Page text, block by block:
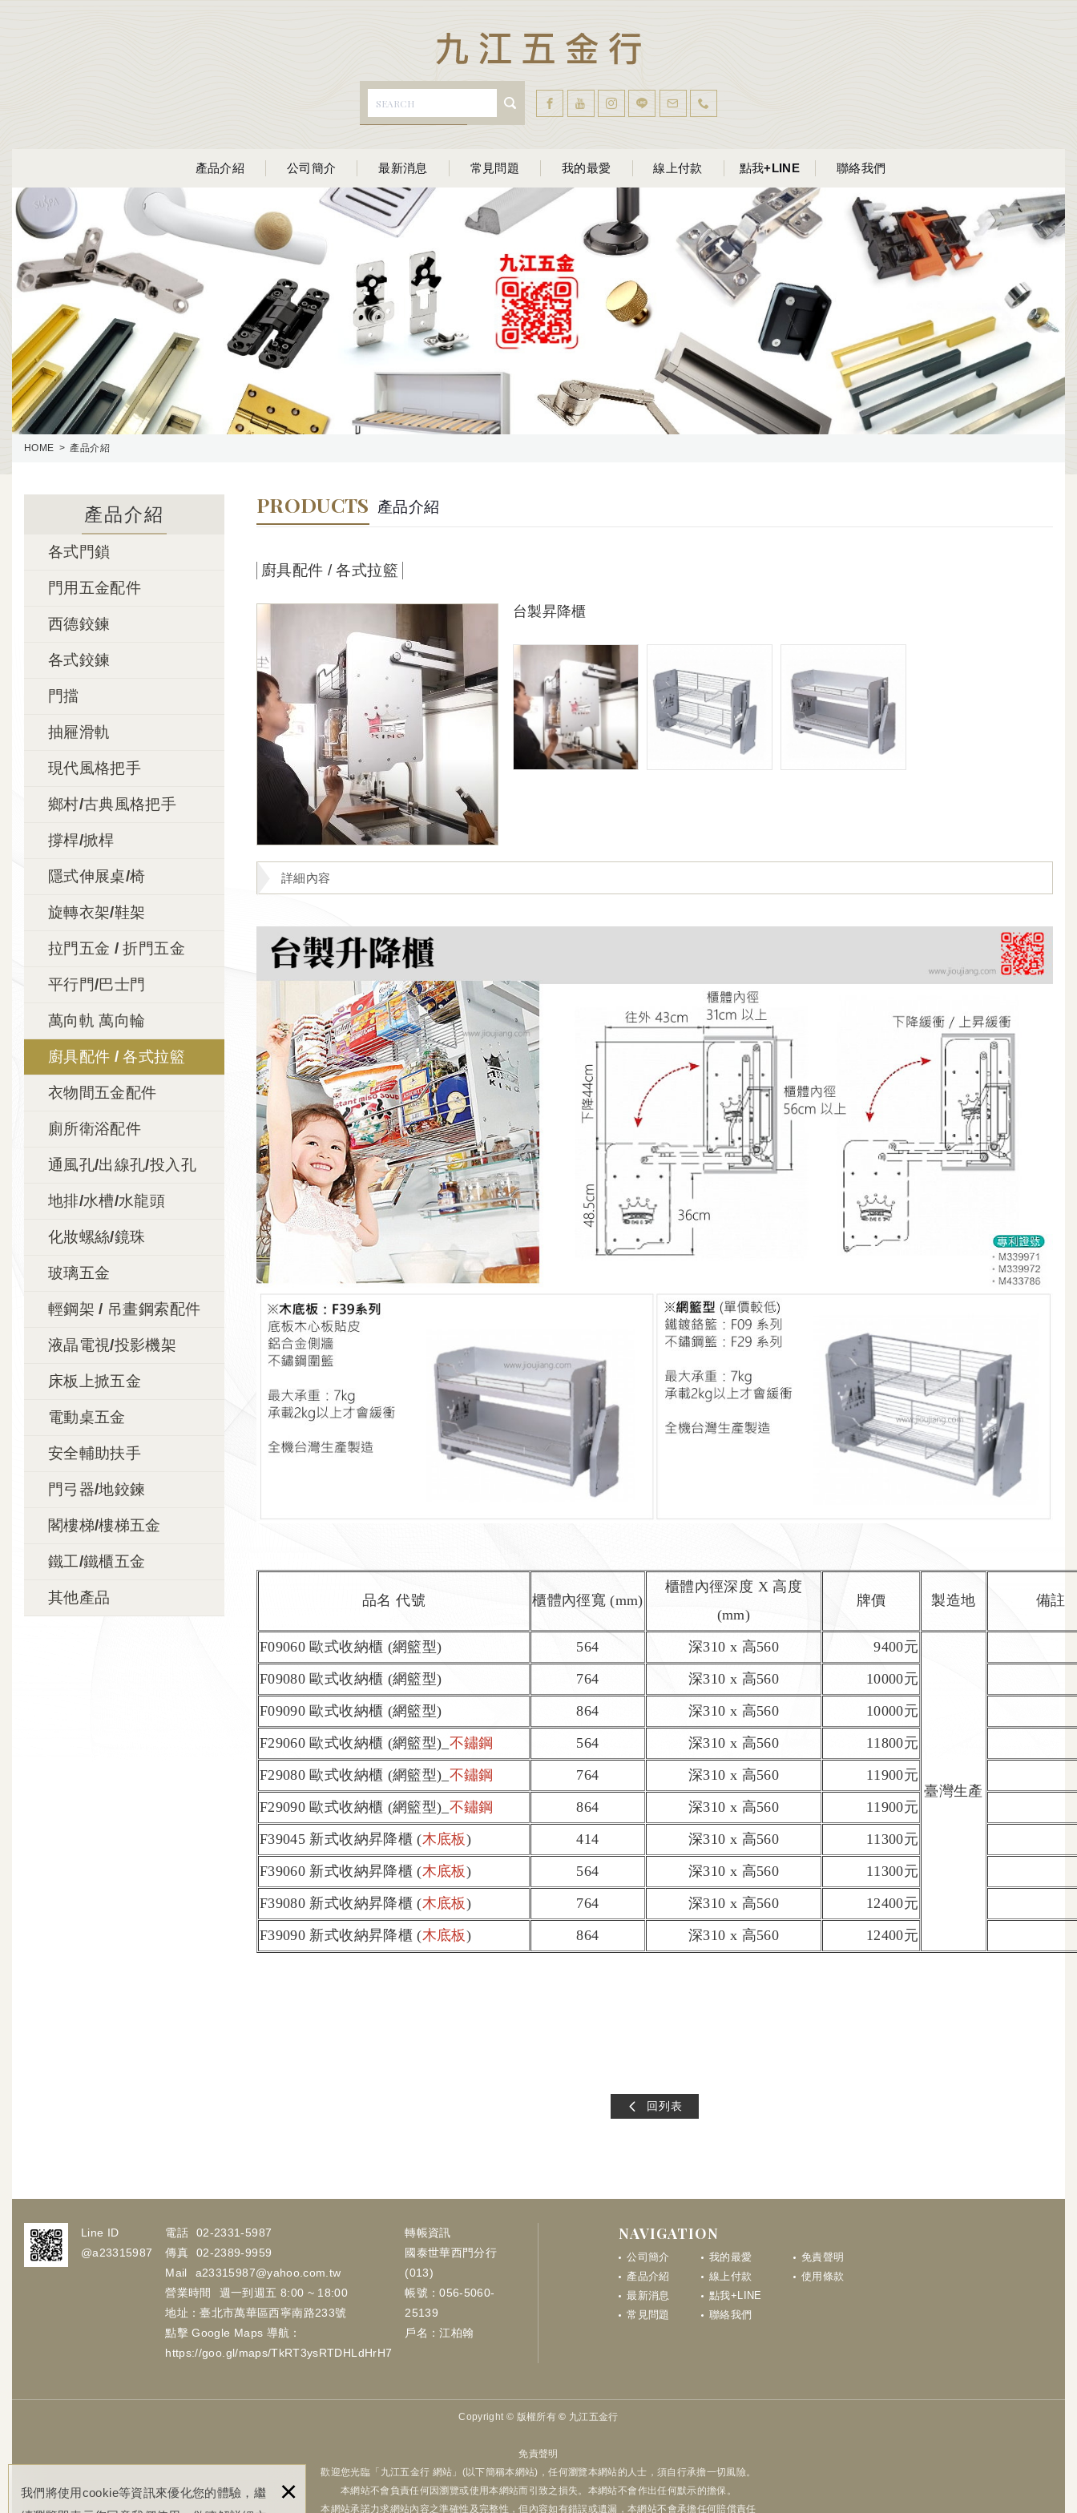
我們將使用cookie等資訊來優化您的體驗，繼
×
產品介紹 公司簡介 最新消息 常見問題 我的最愛 線上付款 點我+LINE 聯絡我們
HOME 產品介紹
產品介紹
各式門鎖
門用五金配件
西德鉸鍊
各式鉸鍊
門擋
抽屜滑軌
現代風格把手
鄉村/古典風格把手
撐桿/掀桿
隱式伸展桌/椅
旋轉衣架/鞋架
拉門五金 / 折門五金
平行門/巴士門
萬向軌 萬向輪
廚具配件 / 各式拉籃
衣物間五金配件
廁所衛浴配件
通風孔/出線孔/投入孔
地排/水槽/水龍頭
化妝螺絲/鏡珠
玻璃五金
輕鋼架 / 吊畫鋼索配件
液晶電視/投影機架
床板上掀五金
電動桌五金
安全輔助扶手
門弓器/地鉸鍊
閣樓梯/樓梯五金
鐵工/鐵櫃五金
其他產品
PRODUCTS 產品介紹
廚具配件 / 各式拉籃
台製昇降櫃
詳細內容
品名 代號 櫃體內徑寬 (mm)
櫃體內徑深度 X 高度
(mm)
牌價 製造地 備註
F09060 歐式收納櫃 (網籃型) 564 深310 x 高560 9400元
臺灣生產
F09080 歐式收納櫃 (網籃型) 764 深310 x 高560
10000元
F09090 歐式收納櫃 (網籃型)
864 深310 x 高560
10000元
F29060 歐式收納櫃 (網籃型)_ 不鏽鋼 564 深310 x 高560
11800元
F29080 歐式收納櫃 (網籃型) 不鏽鋼 764 深310 x 高560
11900元
F29090 歐式收納櫃 (網籃型) 不鏽鋼 864 深310 x 高560
11900元
F39045 新式收納昇降櫃 (木底板) 414 深310 x 高560
11300元
F39060 新式收納昇降櫃 (木底板) 564 深310 x 高560
11300元
F39080 新式收納昇降櫃 (木底板) 764 深310 x 高560
12400元
F39090 新式收納昇降櫃 (木底板) 864 深310 x 高560 12400元
回列表
Line ID
@a23315987
電話
02-2331-5987
傳真
02-2389-9959
Mail
a23315987@yahoo.com.tw
營業時間
週一到週五 8:00 ~ 18:00
地址：臺北市萬華區西寧南路233號
點擊 Google Maps 導航：
https://goo.gl/maps/TkRT3ysRTDHLdHrH7
轉帳資訊
國泰世華西門分行
(013)
帳號：056-5060-
25139
戶名：江柏翰
NAVIGATION
公司簡介
產品介紹
最新消息
常見問題
我的最愛
線上付款
點我+LINE
聯絡我們
免責聲明
使用條款
Copyright © 版權所有 © 九江五金行
免責聲明
歡迎您光臨「九江五金行 網站」(以下簡稱本網站)，任何瀏覽本網站的人士，須自行承擔一切風險。
本網站不會負責任何因瀏覽或使用本網站而引致之損失。本網站不會作出任何默示的擔保。
本網站承諾力求網站內容之準確性及完整性，但內容如有錯誤或遺漏，本網站不會承擔任何賠償責任